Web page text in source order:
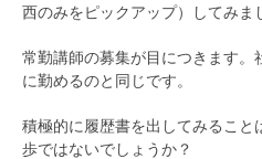
西のみをピックアップ）してみま
常勤講師の募集が目につきます。
に勤めるのと同じです。
積極的に履歴書を出してみるこ
歩ではないでしょうか？